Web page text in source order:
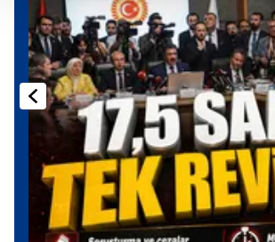
Her halükârda, kullanıcılar, bu çerezlere
takdirde, kullanıcılara hedefli reklamlar
gösterilmeyecektir."
Sizlere daha iyi bir hizmet sunabilmek
Sitemizde kendimize ve üçüncü kişilere
kullanılmaktadır. Bu çerezler
verileriniz işlenmekte olup gerekli olan
toplumu hizmetlerinin sunulması
kullanılmaktadır. Diğer çerezler,
kılınması ve kişiselleştirilmesi ve sizlere